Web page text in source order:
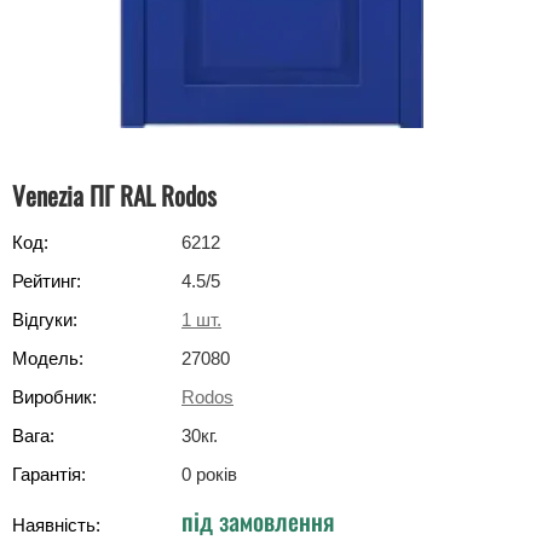
Venezia ПГ RAL Rodos
Код:
6212
Рейтинг:
4.5/5
Відгуки:
1 шт.
Модель:
27080
Виробник:
Rodos
Вага:
30кг.
Гарантія:
0 років
Наявність: під замовлення